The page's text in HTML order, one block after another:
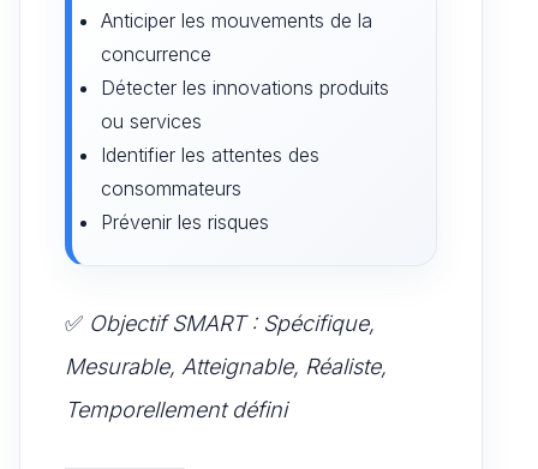
Anticiper les mouvements de la
concurrence
Détecter les innovations produits
ou services
Identifier les attentes des
consommateurs
Prévenir les risques
✅ Objectif SMART : Spécifique,
Mesurable, Atteignable, Réaliste,
Temporellement défini